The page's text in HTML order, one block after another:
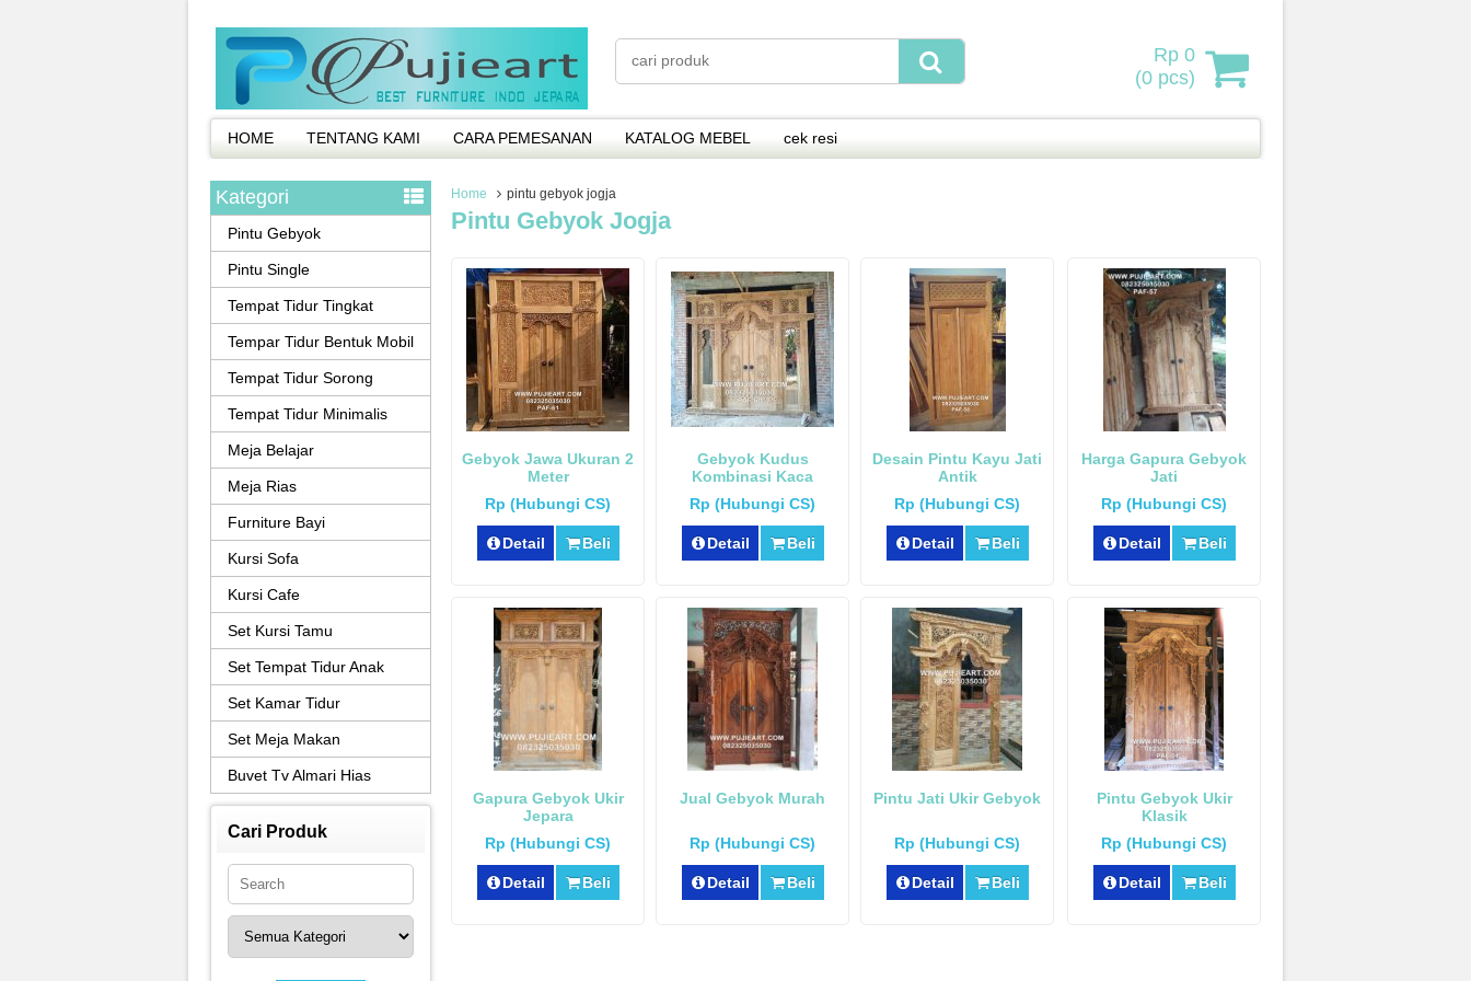
Rp 0
(0 pcs)
HOME TENTANG KAMI CARA PEMESANAN KATALOG MEBEL cek resi
Home pintu gebyok jogja
Pintu Gebyok Jogja
Gebyok Jawa Ukuran 2
Meter
Rp (Hubungi CS)
Detail Beli
Gebyok Kudus
Kombinasi Kaca
Rp (Hubungi CS)
Detail Beli
Desain Pintu Kayu Jati
Antik
Rp (Hubungi CS)
Detail Beli
Harga Gapura Gebyok
Jati
Rp (Hubungi CS)
Detail Beli
Gapura Gebyok Ukir
Jepara
Rp (Hubungi CS)
Detail Beli
Jual Gebyok Murah
Rp (Hubungi CS)
Detail Beli
Pintu Jati Ukir Gebyok
Rp (Hubungi CS)
Detail Beli
Pintu Gebyok Ukir
Klasik
Rp (Hubungi CS)
Detail Beli
Kategori
Pintu Gebyok
Pintu Single
Tempat Tidur Tingkat
Tempar Tidur Bentuk Mobil
Tempat Tidur Sorong
Tempat Tidur Minimalis
Meja Belajar
Meja Rias
Furniture Bayi
Kursi Sofa
Kursi Cafe
Set Kursi Tamu
Set Tempat Tidur Anak
Set Kamar Tidur
Set Meja Makan
Buvet Tv Almari Hias
Cari Produk